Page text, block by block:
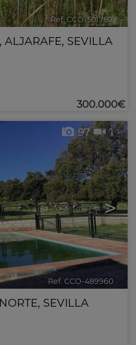
Ref. CCO-501787 🔗
, ALJARAFE, SEVILLA
300.000€
>
97 1
Ref. CCO-489960
, SEVILLA